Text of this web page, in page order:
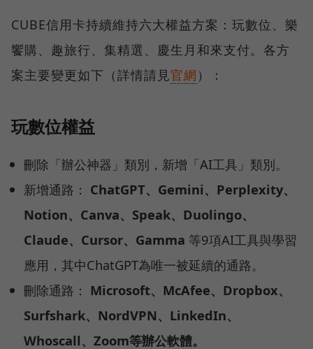
CUBE信用卡持續維持六大權益方案：玩數位、樂
饗購、趣旅行、集精選、慶生月和來支付。各方
案主要變更如下（詳情請見官網 ）：
玩數位權益
刪除「辦公神器」類別，新增「AI工具」類別。
新增通路： ChatGPT、Gemini、Perplexity、
Notion、Canva、Speak、Duolingo、
Claude、Cursor、Gamma 等9項AI工具與學習
應用，其中ChatGPT為唯一被延續的通路。
刪除通路： Microsoft、McAfee、Dropbox、
Surfshark、NordVPN、LinkedIn、
Whoscall、Zoom等辦公軟體。